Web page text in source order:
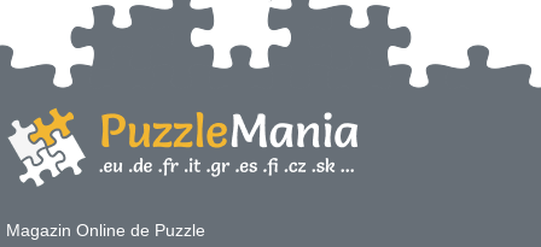
Magazin Online de Puzzle